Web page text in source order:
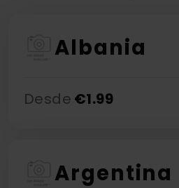
Albania
Desde €1.99
Argentina